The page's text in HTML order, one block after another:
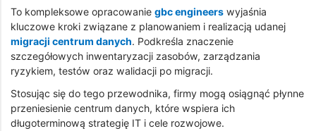
To kompleksowe opracowanie gbc engineers wyjaśnia
kluczowe kroki związane z planowaniem i realizacją udanej
migracji centrum danych. Podkreśla znaczenie
szczegółowych inwentaryzacji zasobów, zarządzania
ryzykiem, testów oraz walidacji po migracji.
Stosując się do tego przewodnika, firmy mogą osiągnąć płynne
przeniesienie centrum danych, które wspiera ich
długoterminową strategię IT i cele rozwojowe.